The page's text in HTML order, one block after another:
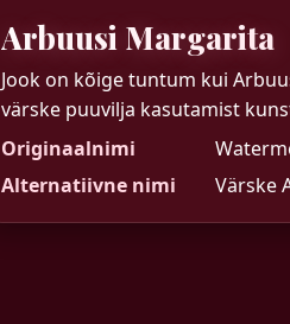
Arbuusi Margarita
Jook on kõige tuntum kui
värske puuvilja kasutamist
Originaalnimi
Alternatiivne nimi
Värske